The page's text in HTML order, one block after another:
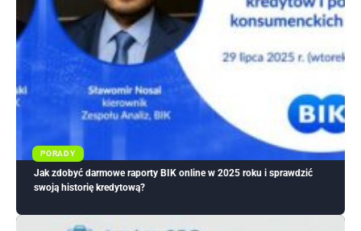
PORADY
Jak zdobyć darmowe raporty BIK online w 2025 roku i sprawdzić
swoją historię kredytową?